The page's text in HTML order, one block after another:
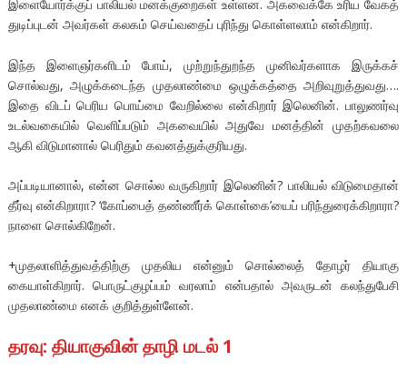
இளையோர்க்குப் பாலியல் மனக்குறைகள் உள்ளன. அகவைக்கே உரிய வேகத்
துடிப்புடன் அவர்கள் கலகம் செய்வதைப் புரிந்து கொள்ளலாம் என்கிறார்.
இந்த இளைஞர்களிடம் போய், முற்றுந்துறந்த முனிவர்களாக இருக்கச்
சொல்வது, அழுக்கடைந்த முதலாண்மை ஒழுக்கத்தை அறிவுறுத்துவது….
இதை விடப் பெரிய பொய்மை வேறில்லை என்கிறார் இலெனின். பாலுணர்வு
உடல்வகையில் வெளிப்படும் அகவையில் அதுவே மனத்தின் முதற்கவலை
ஆகி விடுமானால் பெரிதும் கவனத்துக்குரியது.
அப்படியானால், என்ன சொல்ல வருகிறார் இலெனின்? பாலியல் விடுமைதான்
தீர்வு என்கிறாரா? ‘கோப்பைத் தண்ணீர்க் கொள்கை’யைப் பரிந்துரைக்கிறாரா?
நாளை சொல்கிறேன்.
+முதலாளித்துவத்திற்கு முதலிய என்னும் சொல்லைத் தோழர் தியாகு
கையாள்கிறார். பொருட்குழப்பம் வரலாம் என்பதால் அவருடன் கலந்துபேசி
முதலாண்மை எனக் குறித்துள்ளேன்.
தரவு: தியாகுவின் தாழி மடல் 1